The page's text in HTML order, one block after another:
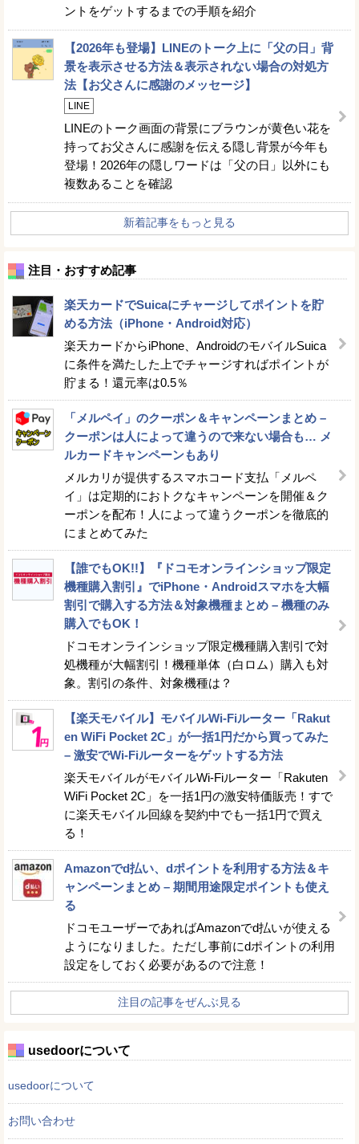
ントをゲットするまでの手順を紹介
【2026年も登場】LINEのトーク上に「父の日」背
景を表示させる方法＆表示されない場合の対処方
法【お父さんに感謝のメッセージ】
LINE
LINEのトーク画面の背景にブラウンが黄色い花を
持ってお父さんに感謝を伝える隠し背景が今年も
登場！2026年の隠しワードは「父の日」以外にも
複数あることを確認
新着記事をもっと見る
注目・おすすめ記事
楽天カードでSuicaにチャージしてポイントを貯
める方法（iPhone・Android対応）
楽天カードからiPhone、AndroidのモバイルSuica
に条件を満たした上でチャージすればポイントが
貯まる！還元率は0.5％
「メルペイ」のクーポン＆キャンペーンまとめ –
クーポンは人によって違うので来ない場合も… メ
ルカードキャンペーンもあり
メルカリが提供するスマホコード支払「メルペ
イ」は定期的におトクなキャンペーンを開催＆ク
ーポンを配布！人によって違うクーポンを徹底的
にまとめてみた
【誰でもOK!!】『ドコモオンラインショップ限定
機種購入割引』でiPhone・Androidスマホを大幅
割引で購入する方法＆対象機種まとめ – 機種のみ
購入でもOK！
ドコモオンラインショップ限定機種購入割引で対
処機種が大幅割引！機種単体（白ロム）購入も対
象。割引の条件、対象機種は？
【楽天モバイル】モバイルWi-Fiルーター「Rakut
en WiFi Pocket 2C」が一括1円だから買ってみた
– 激安でWi-Fiルーターをゲットする方法
楽天モバイルがモバイルWi-Fiルーター「Rakuten
WiFi Pocket 2C」を一括1円の激安特価販売！すで
に楽天モバイル回線を契約中でも一括1円で買え
る！
Amazonでd払い、dポイントを利用する方法＆キ
ャンペーンまとめ – 期間用途限定ポイントも使え
る
ドコモユーザーであればAmazonでd払いが使える
ようになりました。ただし事前にdポイントの利用
設定をしておく必要があるので注意！
注目の記事をぜんぶ見る
usedoorについて
usedoorについて
お問い合わせ